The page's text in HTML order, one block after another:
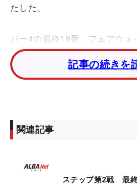
たした。
パー4の最終18番。フェアウェ
打目をピン左前4メートルに乗
パーで締めるウィニングパット
リーの拍手には帽子のつばに
だ。
しかったです」
記事の続きを
関連記事
ステップ第2戦 最